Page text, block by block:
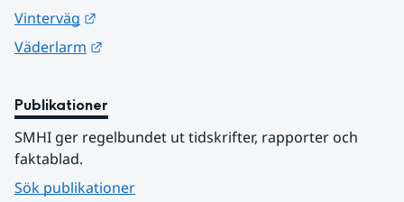
Vinterväg
Väderlarm
Publikationer
SMHI ger regelbundet ut tidskrifter, rapporter och
faktablad.
Sök publikationer